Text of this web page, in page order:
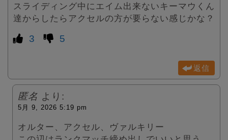
スライディング中にエイム出来ないキーマウくん
達からしたらアクセルの方が要らない感じかな？
3 5
返信
匿名 より:
5月 9, 2026 5:19 pm
オルター、アクセル、ヴァルキリー